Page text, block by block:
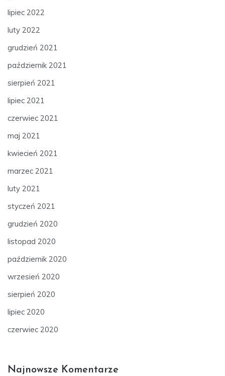
lipiec 2022
luty 2022
grudzień 2021
październik 2021
sierpień 2021
lipiec 2021
czerwiec 2021
maj 2021
kwiecień 2021
marzec 2021
luty 2021
styczeń 2021
grudzień 2020
listopad 2020
październik 2020
wrzesień 2020
sierpień 2020
lipiec 2020
czerwiec 2020
Najnowsze Komentarze